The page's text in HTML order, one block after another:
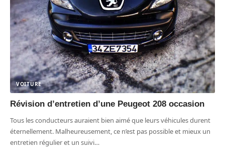
VOITURE
Révision d’entretien d’une Peugeot 208 occasion
Tous les conducteurs auraient bien aimé que leurs véhicules durent
éternellement. Malheureusement, ce n’est pas possible et mieux un
entretien régulier et un suivi…